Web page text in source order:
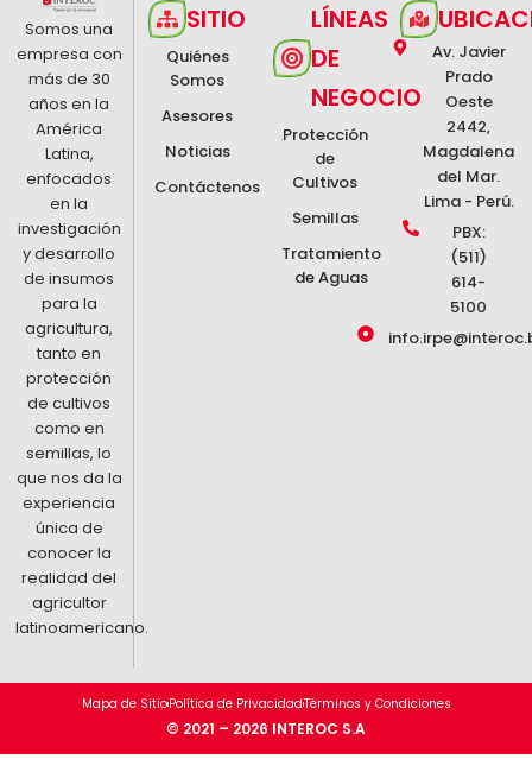
Somos una
empresa con
más de 30
años en la
América
Latina,
enfocados
en la
investigación
y desarrollo
de insumos
para la
agricultura,
tanto en
protección
de cultivos
como en
semillas, lo
que nos da la
experiencia
única de
conocer la
realidad del
agricultor
latinoamericano.
SITIO
Quiénes
Somos
Asesores
Noticias
Contáctenos
LÍNEAS
DE
NEGOCIO
Protección
de
Cultivos
Semillas
Tratamiento
de Aguas
Av. Javier
Prado
Oeste
2442,
Magdalena
del Mar.
Lima - Perú.
PBX:
(511)
614-
5100
© 2021 – 2026 INTEROC S.A
Mapa de SitioPolítica de PrivacidadTérminos y Condiciones